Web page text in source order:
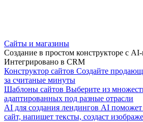
Сайты и магазины
Создание в простом конструкторе с
Интегрировано в CRM
Конструктор сайтов Создайте
за считаные минуты
Шаблоны сайтов Выберите из
адаптированных под разные отрасли
AI для создания лендингов AI поможет
сайт, напишет тексты, создаст